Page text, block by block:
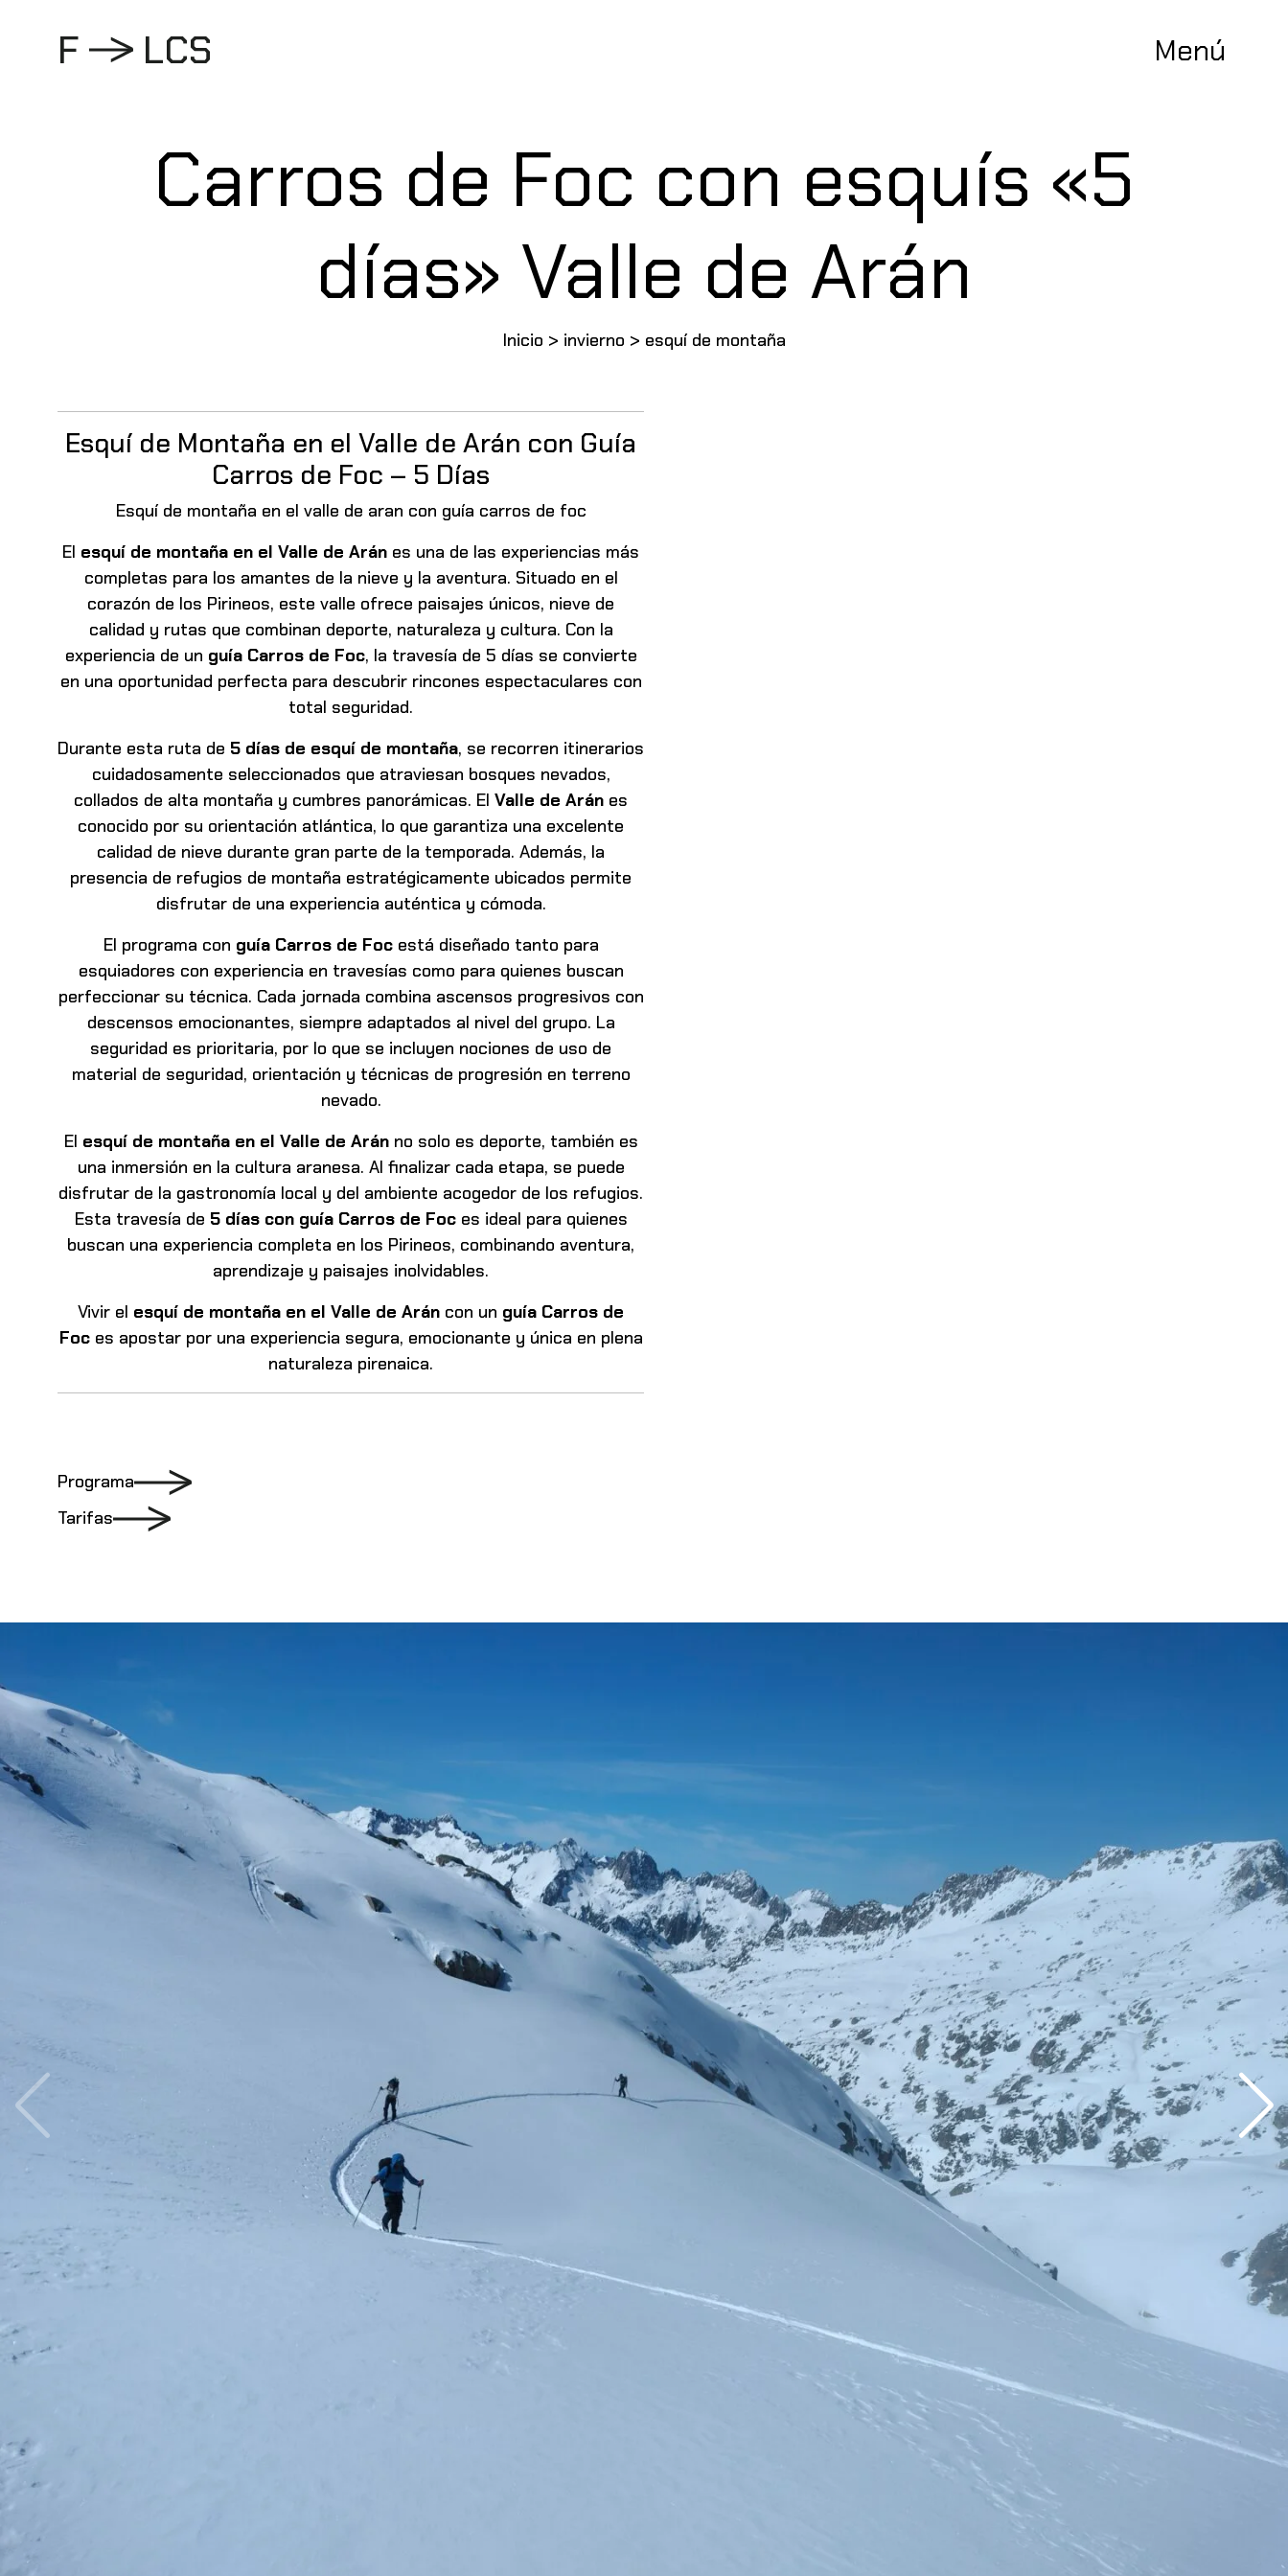
contenidoF LCS Menú
Carros de Foc con esquís «5
días» Valle de Arán
Inicio > invierno > esquí de montaña
Esquí de Montaña en el Valle de Arán con Guía
Carros de Foc – 5 Días
Esquí de montaña en el valle de aran con guía carros de foc
El esquí de montaña en el Valle de Arán es una de las experiencias más
completas para los amantes de la nieve y la aventura. Situado en el
corazón de los Pirineos, este valle ofrece paisajes únicos, nieve de
calidad y rutas que combinan deporte, naturaleza y cultura. Con la
experiencia de un guía Carros de Foc, la travesía de 5 días se convierte
en una oportunidad perfecta para descubrir rincones espectaculares con
total seguridad.
Durante esta ruta de 5 días de esquí de montaña, se recorren itinerarios
cuidadosamente seleccionados que atraviesan bosques nevados,
collados de alta montaña y cumbres panorámicas. El Valle de Arán es
conocido por su orientación atlántica, lo que garantiza una excelente
calidad de nieve durante gran parte de la temporada. Además, la
presencia de refugios de montaña estratégicamente ubicados permite
disfrutar de una experiencia auténtica y cómoda.
El programa con guía Carros de Focestá diseñado tanto para
esquiadores con experiencia en travesías como para quienes buscan
perfeccionar su técnica. Cada jornada combina ascensos progresivos con
descensos emocionantes, siempre adaptados al nivel del grupo. La
seguridad es prioritaria, por lo que se incluyen nociones de uso de
material de seguridad, orientación y técnicas de progresión en terreno
nevado.
El esquí de montaña en el Valle de Aránno solo es deporte, también es
una inmersión en la cultura aranesa. Al finalizar cada etapa, se puede
disfrutar de la gastronomía local y del ambiente acogedor de los refugios.
Esta travesía de 5 días con guíaCarros de Foces ideal para quienes
buscan una experiencia completa en los Pirineos, combinando aventura,
aprendizaje y paisajes inolvidables.
Vivir el esquí de montaña en el Valle de Arán con un guía Carros de
Foces apostar por una experiencia segura, emocionante y única en plena
naturaleza pirenaica.
Programa
Tarifas